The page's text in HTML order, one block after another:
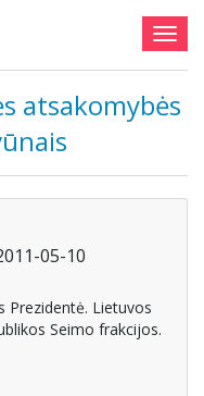
atsakomybės
05-10
Prezidentė. Lietuvos
Seimo frakcijos.